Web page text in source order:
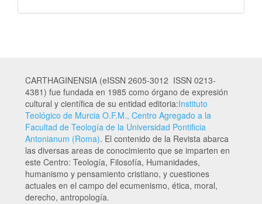
CARTHAGINENSIA (eISSN 2605-3012 ISSN 0213-
4381) fue fundada en 1985 como órgano de expresión
cultural y científica de su entidad editoria:Instituto
Teológico de Murcia O.F.M., Centro Agregado a la
Facultad de Teología de la Universidad Pontificia
Antonianum (Roma). El contenido de la Revista abarca
las diversas areas de conocimiento que se imparten en
este Centro: Teología, Filosofía, Humanidades,
humanismo y pensamiento cristiano, y cuestiones
actuales en el campo del ecumenismo, ética, moral,
derecho, antropología.